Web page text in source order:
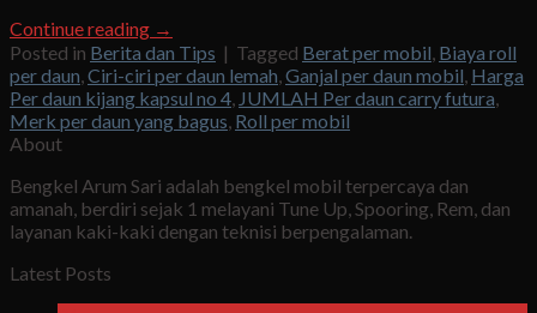
Continue reading →
Posted in Berita dan Tips | Tagged Berat per mobil, Biaya roll
per daun,Ciri-ciri per daun lemah,Ganjal per daun mobil, Harga
Per daun kijang kapsul no 4, JUMLAH Per daun carry futura,
Merk per daun yang bagus, Roll per mobil
About
Bengkel Arum Sari adalah bengkel mobil terpercaya dan
amanah, berdiri sejak 1 melayani Tune Up, Spooring, Rem, dan
layanan kaki-kaki dengan teknisi berpengalaman.
Latest Posts